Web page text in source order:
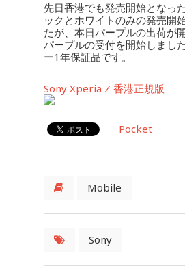
先日香港でも発売開始となっ
ックとホワイトのみの発売開
たが、本日パープルの出荷が
パープルの受付を開始しまし
ー1年保証品です。
Sony Xperia Z 香港正規版
Pocket
Mobile
Sony